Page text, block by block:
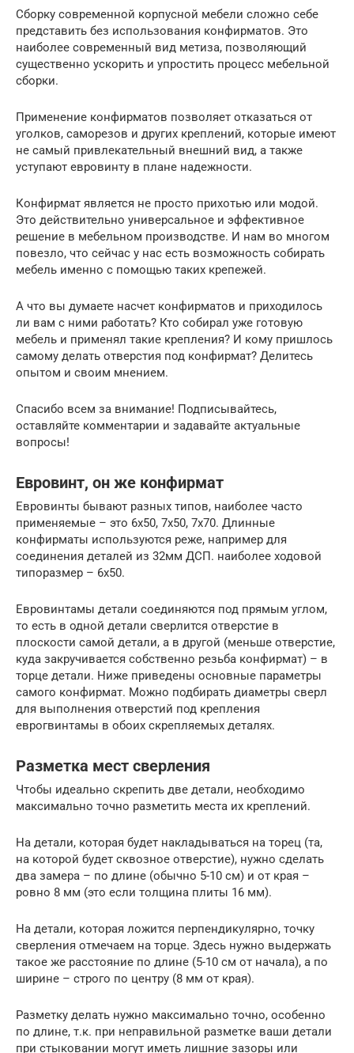
Сборку современной корпусной мебели сложно себе
представить без использования конфирматов. Это
наиболее современный вид метиза, позволяющий
существенно ускорить и упростить процесс мебельной
сборки.
Применение конфирматов позволяет отказаться от
уголков, саморезов и других креплений, которые имеют
не самый привлекательный внешний вид, а также
уступают евровинту в плане надежности.
Конфирмат является не просто прихотью или модой.
Это действительно универсальное и эффективное
решение в мебельном производстве. И нам во многом
повезло, что сейчас у нас есть возможность собирать
мебель именно с помощью таких крепежей.
А что вы думаете насчет конфирматов и приходилось
ли вам с ними работать? Кто собирал уже готовую
мебель и применял такие крепления? И кому пришлось
самому делать отверстия под конфирмат? Делитесь
опытом и своим мнением.
Спасибо всем за внимание! Подписывайтесь,
оставляйте комментарии и задавайте актуальные
вопросы!
Евровинт, он же конфирмат
Евровинты бывают разных типов, наиболее часто
применяемые – это 6х50, 7х50, 7х70. Длинные
конфирматы используются реже, например для
соединения деталей из 32мм ДСП. наиболее ходовой
типоразмер – 6х50.
Евровинтамы детали соединяются под прямым углом,
то есть в одной детали сверлится отверстие в
плоскости самой детали, а в другой (меньше отверстие,
куда закручивается собственно резьба конфирмат) – в
торце детали. Ниже приведены основные параметры
самого конфирмат. Можно подбирать диаметры сверл
для выполнения отверстий под крепления
еврогвинтамы в обоих скрепляемых деталях.
Разметка мест сверления
Чтобы идеально скрепить две детали, необходимо
максимально точно разметить места их креплений.
На детали, которая будет накладываться на торец (та,
на которой будет сквозное отверстие), нужно сделать
два замера – по длине (обычно 5-10 см) и от края –
ровно 8 мм (это если толщина плиты 16 мм).
На детали, которая ложится перпендикулярно, точку
сверления отмечаем на торце. Здесь нужно выдержать
такое же расстояние по длине (5-10 см от начала), а по
ширине – строго по центру (8 мм от края).
Разметку делать нужно максимально точно, особенно
по длине, т.к. при неправильной разметке ваши детали
при стыковании могут иметь лишние зазоры или